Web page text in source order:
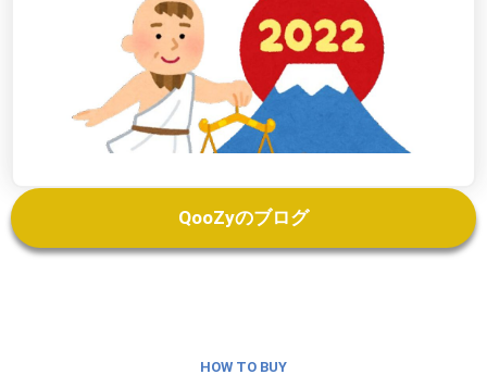
QooZyのブログ
HOW TO BUY